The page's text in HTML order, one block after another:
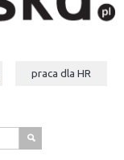
praca dla HR
s